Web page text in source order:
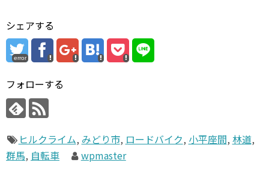
シェアする
error
フォローする
ヒルクライム, みどり市, ロードバイク, 小平座間, 林道,
群馬, 自転車 wpmaster